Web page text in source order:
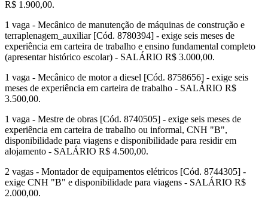
R$ 1.900,00.
1 vaga - Mecânico de manutenção de máquinas de construção e
terraplenagem_auxiliar [Cód. 8780394] - exige seis meses de
experiência em carteira de trabalho e ensino fundamental completo
(apresentar histórico escolar) - SALÁRIO R$ 3.000,00.
1 vaga - Mecânico de motor a diesel [Cód. 8758656] - exige seis
meses de experiência em carteira de trabalho - SALÁRIO R$
3.500,00.
1 vaga - Mestre de obras [Cód. 8740505] - exige seis meses de
experiência em carteira de trabalho ou informal, CNH "B",
disponibilidade para viagens e disponibilidade para residir em
alojamento - SALÁRIO R$ 4.500,00.
2 vagas - Montador de equipamentos elétricos [Cód. 8744305] -
exige CNH "B" e disponibilidade para viagens - SALÁRIO R$
2.000,00.